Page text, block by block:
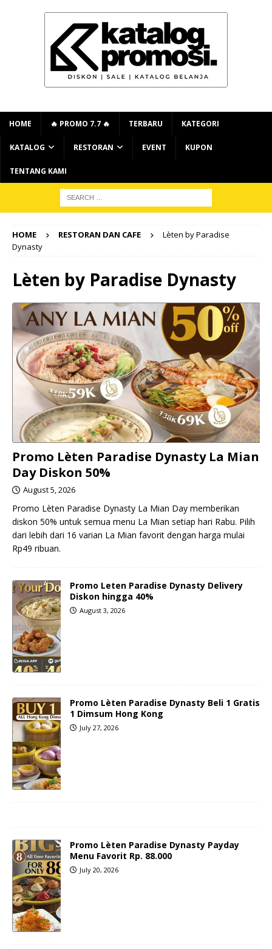
HOME 🔥 PROMO 7.7 🔥 TERBARU KATEGORI
KATALOG RESTORAN EVENT KUPON
TENTANG KAMI
HOME RESTORAN DAN CAFE
Lèten by Paradise
Dynasty
Lèten by Paradise Dynasty
Promo Lèten Paradise Dynasty La Mian
Day Diskon 50%
August 5, 2026
Promo Lèten Paradise Dynasty La Mian Day memberikan
diskon 50% untuk semua menu La Mian setiap hari Rabu. Pilih
dari lebih dari 16 varian La Mian favorit dengan harga mulai
Rp49 ribuan.
Promo Leten Paradise Dynasty Delivery
Diskon hingga 40%
August 3, 2026
Promo Lèten Paradise Dynasty Beli 1 Gratis
1 Dimsum Hong Kong
July 27, 2026
Promo Lèten Paradise Dynasty Payday
Menu Favorit Rp. 88.000
July 20, 2026